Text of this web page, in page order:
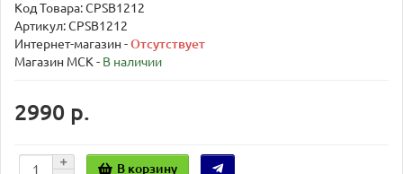
Код Товара:CPSB1212
Артикул: CPSB1212
Интернет-магазин -Отсутствует
Магазин МСК - В наличии
2990 р.
В корзину